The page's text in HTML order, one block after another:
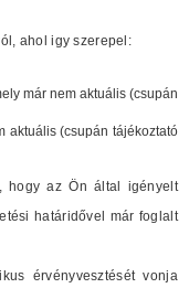
ahol igy szerepel:
már nem aktuális (csupán
aktuális (csupán tájékoztató
hogy az Ön által igényelt
határidővel már foglalt
érvényvesztését vonja